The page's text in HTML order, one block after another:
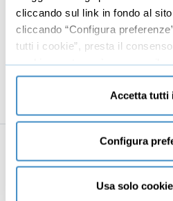
cliccando sul link in fondo al
cliccando “Configura
tutti i cookie”, presta il
cookie mentre può revocare il
solo cookie necessari” e
tecnici necessari al corretto
Accetta tutti
Configura
Usa solo
File offline per lavorare
connessione internet
Usare Dropbox per
automatico
Business
Mindset imprenditoriale